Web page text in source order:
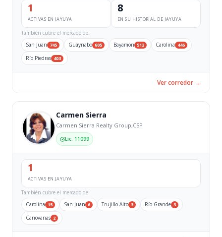
1
ACTIVAS EN JAYUYA
8
EN SU HISTORIAL DE JAYUYA
También cubre el mercado de:
San Juan 745 Guaynabo 605 Bayamon 512 Carolina 446
Río Piedras 403
Ver corredor →
Carmen Sierra
Carmen Sierra Realty Group,CSP
Lic. 11099
1
ACTIVAS EN JAYUYA
También cubre el mercado de:
Carolina 15 San Juan 6 Trujillo Alto 3 Río Grande 3
Canovanas 2